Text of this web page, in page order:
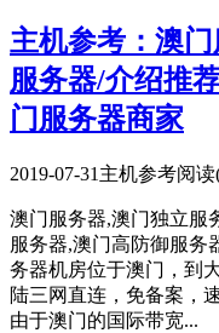
主机参考：澳
服务器/介绍推
门服务器商家
2019-07-31 主机参考阅读
澳门服务器,澳门独立服
服务器,澳门高防御服务
务器机房位于澳门，到
陆三网直连，免备案，
由于澳门的国际带宽...